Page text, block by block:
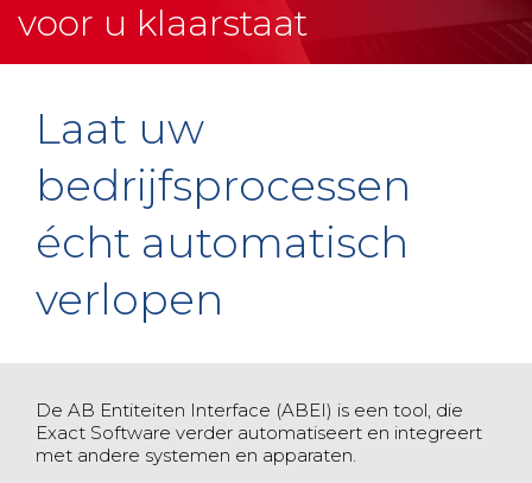
voor u klaarstaat
Laat uw
bedrijfsprocessen
écht automatisch
verlopen
De AB Entiteiten Interface (ABEI) is een tool, die
Exact Software verder automatiseert en integreert
met andere systemen en apparaten.